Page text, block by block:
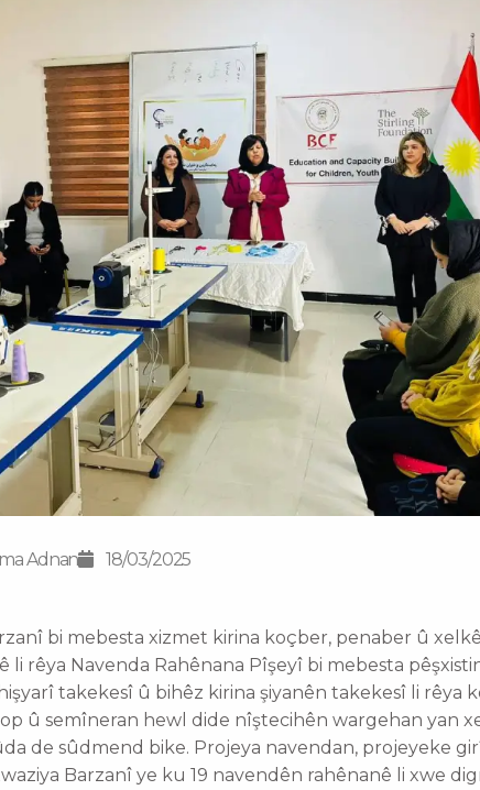
Adnan 18/03/2025
bi mebesta xizmet kirina koçber, penaber û
li rêya Navenda Rahênana Pîşeyî bi mebesta
takekesî û bihêz kirina şiyanên takekesî li rêya
û semîneran hewl dide nîştecihên wargehan yan
de sûdmend bike. Projeya navendan, projeyeke
Barzanî ye ku 19 navendên rahênanê li xwe